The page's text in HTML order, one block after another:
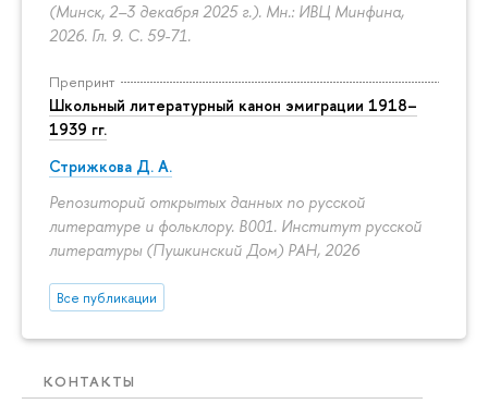
(Минск, 2–3 декабря 2025 г.). Мн.: ИВЦ Минфина,
2026. Гл. 9. С. 59-71.
Препринт
Школьный литературный канон эмиграции 1918–
1939 гг.
Стрижкова Д. А.
Репозиторий открытых данных по русской
литературе и фольклору. B001. Институт русской
литературы (Пушкинский Дом) РАН, 2026
Все публикации
КОНТАКТЫ